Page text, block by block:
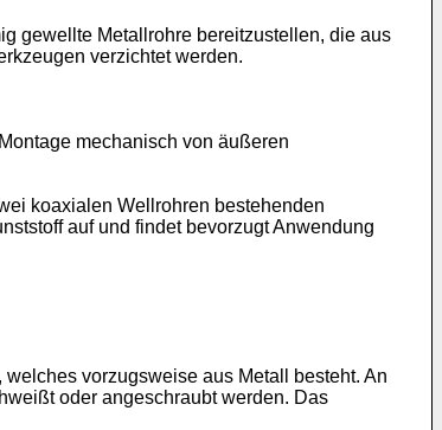
gewellte Metallrohre bereitzustellen, die aus
verzichtet werden.
mechanisch von äußeren
koaxialen Wellrohren bestehenden
auf und findet bevorzugt Anwendung
vorzugsweise aus Metall besteht. An
oder angeschraubt werden. Das